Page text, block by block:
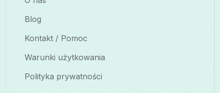
Blog
Kontakt / Pomoc
Warunki użytkowania
Polityka prywatności